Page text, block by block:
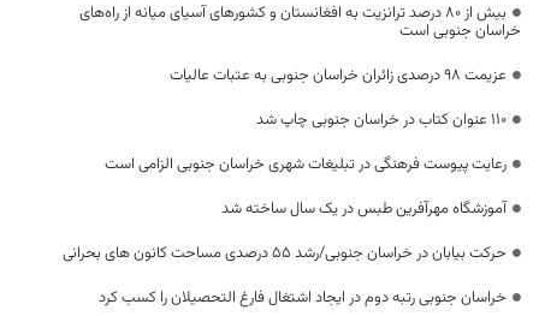
بیش از ۸۰ درصد ترانزیت به افغانستان و کشورهای آسیای میانه از راه‌های
خراسان جنوبی است
عزیمت ۹۸ درصدی زائران خراسان جنوبی به عتبات عالیات
۱۱۰ عنوان کتاب در خراسان جنوبی چاپ شد
رعایت پیوست فرهنگی در تبلیغات شهری خراسان جنوبی الزامی است
آموزشگاه مهرآفرین طبس در یک سال ساخته شد
حرکت بیابان در خراسان جنوبی/رشد ۵۵ درصدی مساحت کانون های بحرانی
خراسان جنوبی رتبه دوم در ایجاد اشتغال فارغ التحصیلان را کسب کرد